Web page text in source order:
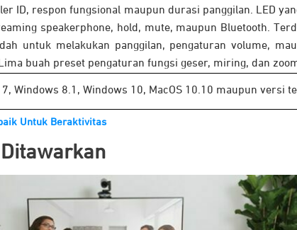
ID, respon fungsional maupun durasi panggilan. LED
speakerphone, hold, mute, maupun Bluetooth.
untuk melakukan panggilan, pengaturan volume,
buah preset pengaturan fungsi geser, miring, dan
Windows 8.1, Windows 10, MacOS 10.10 maupun versi
Untuk Beraktivitas